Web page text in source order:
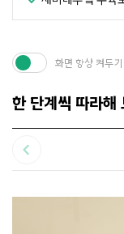
한 단계씩 따라해
화면 항상 켜두기